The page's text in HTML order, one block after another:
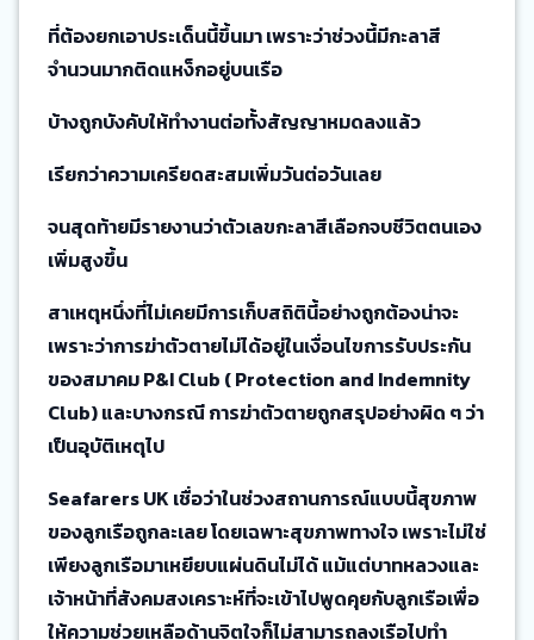
ที่ต้องยกเอาประเด็นนี้ขึ้นมา เพราะว่าช่วงนี้มีกะลาสี
จำนวนมากติดแหง็กอยู่บนเรือ
บ้างถูกบังคับให้ทำงานต่อทั้งสัญญาหมดลงแล้ว
เรียกว่าความเครียดสะสมเพิ่มวันต่อวันเลย
จนสุดท้ายมีรายงานว่าตัวเลขกะลาสีเลือกจบชีวิตตนเอง
เพิ่มสูงขึ้น
สาเหตุหนึ่งที่ไม่เคยมีการเก็บสถิตินี้อย่างถูกต้องน่าจะ
เพราะว่าการฆ่าตัวตายไม่ได้อยู่ในเงื่อนไขการรับประกัน
ของสมาคม P&I Club ( Protection and Indemnity
Club) และบางกรณี การฆ่าตัวตายถูกสรุปอย่างผิด ๆ ว่า
เป็นอุบัติเหตุไป
Seafarers UK เชื่อว่าในช่วงสถานการณ์แบบนี้สุขภาพ
ของลูกเรือถูกละเลย โดยเฉพาะสุขภาพทางใจ เพราะไม่ใช่
เพียงลูกเรือมาเหยียบแผ่นดินไม่ได้ แม้แต่บาทหลวงและ
เจ้าหน้าที่สังคมสงเคราะห์ที่จะเข้าไปพูดคุยกับลูกเรือเพื่อ
ให้ความช่วยเหลือด้านจิตใจก็ไม่สามารถลงเรือไปทำ